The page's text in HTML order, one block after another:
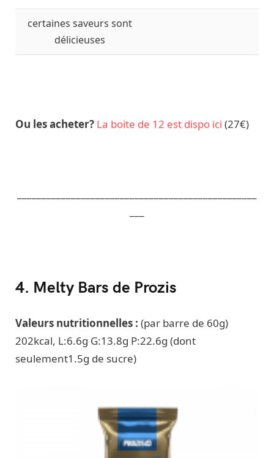
certaines saveurs sont
délicieuses
Ou les acheter? La boite de 12 est dispo ici (27€)
4. Melty Bars de Prozis
Valeurs nutritionnelles : (par barre de 60g)
202kcal, L:6.6g G:13.8g P:22.6g (dont
seulement1.5g de sucre)